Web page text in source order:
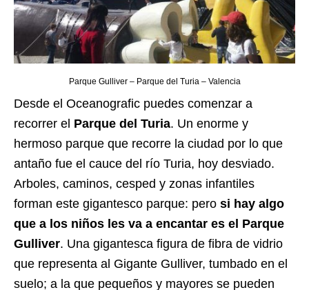
Parque Gulliver – Parque del Turia – Valencia
Desde el Oceanografic puedes comenzar a
recorrer el Parque del Turia. Un enorme y
hermoso parque que recorre la ciudad por lo que
antaño fue el cauce del río Turia, hoy desviado.
Arboles, caminos, cesped y zonas infantiles
forman este gigantesco parque: pero si hay algo
que a los niños les va a encantar es el Parque
Gulliver. Una gigantesca figura de fibra de vidrio
que representa al Gigante Gulliver, tumbado en el
suelo; a la que pequeños y mayores se pueden